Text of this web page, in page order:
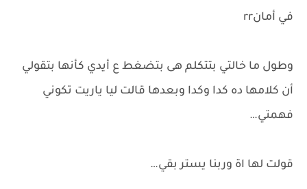
في أمانrr
وطول ما خالتي بتتكلم هى بتضغط ع أيدي كأنها بتقولي
أن كلامها ده كدا وكدا وبعدها قالت ليا ياريت تكوني
فهمتي…
قولت لها اة وربنا يستر بقي…